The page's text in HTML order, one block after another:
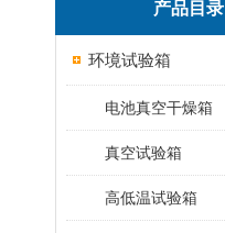
产品目录
环境试验箱
电池真空干燥箱
真空试验箱
高低温试验箱